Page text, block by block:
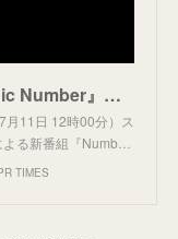
スポーツ総合雑誌『Sports Graphic Number』による新番組『NumberTV』が始動！
11日 12時00分）ス
る新番組『Numb…
TIMES